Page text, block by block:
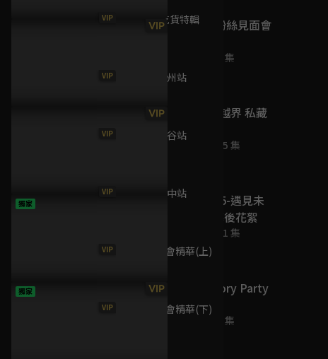
VIP 片場花絮-吃貨特輯
VIP FM Vlog-杭州站
VIP FM Vlog-曼谷站
VIP FM Vlog-台中站
VIP 台中站見面會精華(上)
VIP 台中站見面會精華(下)
VIPHIStory2粉絲見面會
已完結 / 共 4 集
VIP
HIStory2-越界 私藏
花絮
已完結 / 共 15 集
獨家
《HIStory5-遇見未
來的你》幕後花絮
已完結 / 共 11 集
VIP
獨家
2019 HIStory Party
精彩記錄
已完結 / 共 2 集